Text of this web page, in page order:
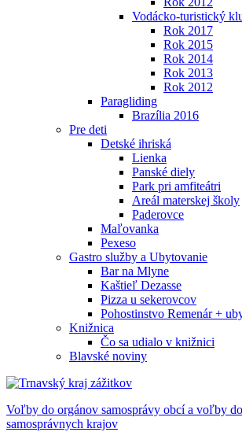
Vodácko-turistický
Rok 2017
Rok 2015
Rok 2014
Rok 2013
Rok 2012
Paragliding
Brazília 2016
Pre deti
Detské ihriská
Lienka
Panské diely
Park pri amfiteátri
Areál materskej školy
Paderovce
Maľovanka
Pexeso
Gastro služby a Ubytovanie
Bar na Mlyne
Kaštieľ Dezasse
Pizza u sekerovcov
Pohostinstvo Remenár +
Knižnica
Čo sa udialo v knižnici
Blavské noviny
Voľby do orgánov samosprávy obcí a voľby
samosprávnych krajov